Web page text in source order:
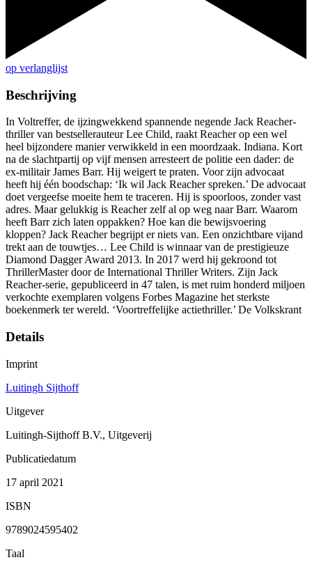
op verlanglijst
Beschrijving
In Voltreffer, de ijzingwekkend spannende negende Jack Reacher-
thriller van bestsellerauteur Lee Child, raakt Reacher op een wel
heel bijzondere manier verwikkeld in een moordzaak. Indiana. Kort
na de slachtpartij op vijf mensen arresteert de politie een dader: de
ex-militair James Barr. Hij weigert te praten. Voor zijn advocaat
heeft hij één boodschap: ‘Ik wil Jack Reacher spreken.’ De advocaat
doet vergeefse moeite hem te traceren. Hij is spoorloos, zonder vast
adres. Maar gelukkig is Reacher zelf al op weg naar Barr. Waarom
heeft Barr zich laten oppakken? Hoe kan die bewijsvoering
kloppen? Jack Reacher begrijpt er niets van. Een onzichtbare vijand
trekt aan de touwtjes… Lee Child is winnaar van de prestigieuze
Diamond Dagger Award 2013. In 2017 werd hij gekroond tot
ThrillerMaster door de International Thriller Writers. Zijn Jack
Reacher-serie, gepubliceerd in 47 talen, is met ruim honderd miljoen
verkochte exemplaren volgens Forbes Magazine het sterkste
boekenmerk ter wereld. ‘Voortreffelijke actiethriller.’ De Volkskrant
Details
Imprint
Luitingh Sijthoff
Uitgever
Luitingh-Sijthoff B.V., Uitgeverij
Publicatiedatum
17 april 2021
ISBN
9789024595402
Taal